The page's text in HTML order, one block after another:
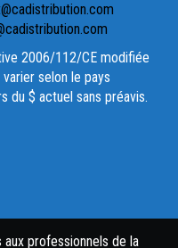
2006/112/CE modifiée
selon le pays
du $ actuel sans préavis.
aux professionnels de la